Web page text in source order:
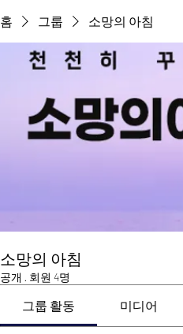
홈 그룹 소망의 아침
소망의 아침
공개 · 회원 4명
그룹 활동 미디어